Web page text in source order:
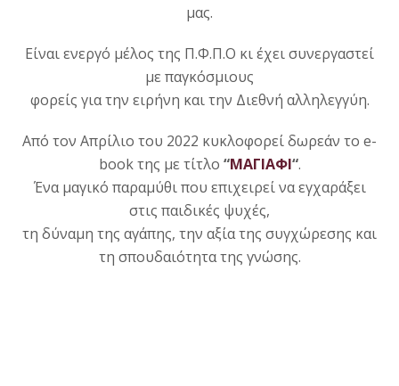
μας.
Είναι ενεργό μέλος της Π.Φ.Π.Ο κι έχει συνεργαστεί
με παγκόσμιους
φορείς για την ειρήνη και την Διεθνή αλληλεγγύη.
Από τον Απρίλιο του 2022 κυκλοφορεί δωρεάν το e-
book της με τίτλο “MΑΓΙΑΦΙ“.
Ένα μαγικό παραμύθι που επιχειρεί να εγχαράξει
στις παιδικές ψυχές,
τη δύναμη της αγάπης, την αξία της συγχώρεσης και
τη σπουδαιότητα της γνώσης.